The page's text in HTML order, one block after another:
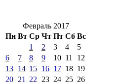
Февраль 2017
Пн Вт Ср Чт Пт Сб Вс
1
2 3 4
5
6
7 8 9 10 11
12
13 14 15 16 17 18 19
20 21 22 23 24 25 26